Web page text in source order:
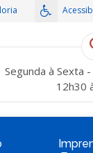
Segunda à Sexta
12h30